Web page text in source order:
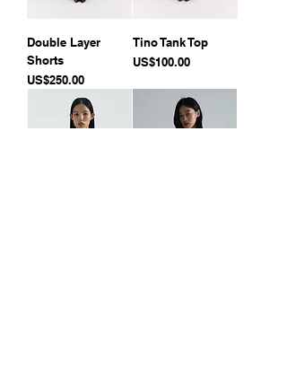
Double Layer
Shorts
價格
US$250.00
Tino Tank Top
價格
US$100.00